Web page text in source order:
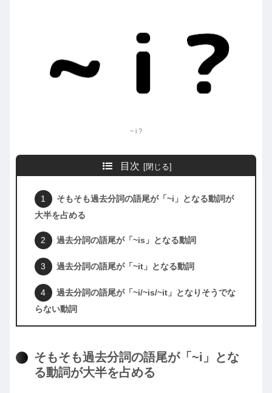
~ i ?
目次
そもそも過去分詞の語尾が「~i」となる動詞が
大半を占める
過去分詞の語尾が「~is」となる動詞
過去分詞の語尾が「~it」となる動詞
過去分詞の語尾が「~i/~is/~it」となりそうでな
らない動詞
そもそも過去分詞の語尾が「~i」とな
る動詞が大半を占める